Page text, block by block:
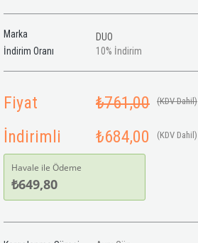
Marka
DUO
İndirim Oranı
%
10 İndirim
Fiyat ₺761,00 (KDV Dahil)
İndirimli ₺684,00 (KDV Dahil)
Havale ile Ödeme
₺649,80